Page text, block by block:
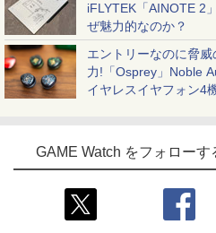
iFLYTEK「AINOTE 2
ぜ魅力的なのか？
エントリーなのに脅威
力!「Osprey」Noble
イヤレスイヤフォン4
GAME Watch をフォローす